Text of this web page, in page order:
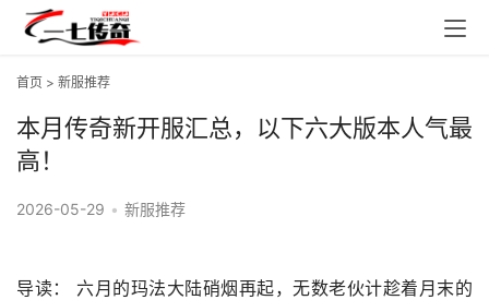
首页 > 新服推荐
本月传奇新开服汇总，以下六大版本人气最
高！
2026-05-29 • 新服推荐
导读： 六月的玛法大陆硝烟再起，无数老伙计趁着月末的